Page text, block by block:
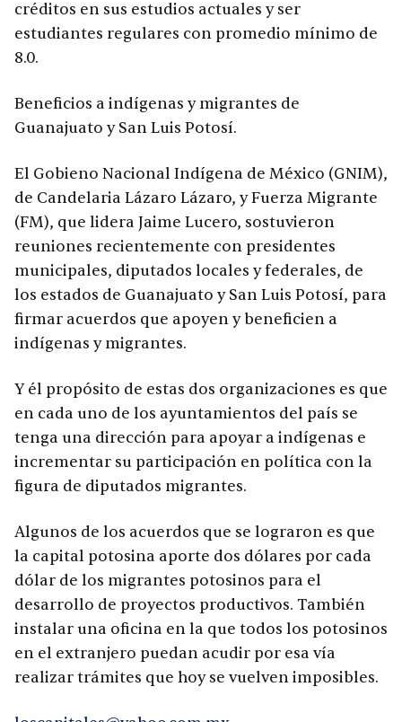
créditos en sus estudios actuales y ser
estudiantes regulares con promedio mínimo de
8.0.
Beneficios a indígenas y migrantes de
Guanajuato y San Luis Potosí.
El Gobieno Nacional Indígena de México (GNIM),
de Candelaria Lázaro Lázaro, y Fuerza Migrante
(FM), que lidera Jaime Lucero, sostuvieron
reuniones recientemente con presidentes
municipales, diputados locales y federales, de
los estados de Guanajuato y San Luis Potosí, para
firmar acuerdos que apoyen y beneficien a
indígenas y migrantes.
Y él propósito de estas dos organizaciones es que
en cada uno de los ayuntamientos del país se
tenga una dirección para apoyar a indígenas e
incrementar su participación en política con la
figura de diputados migrantes.
Algunos de los acuerdos que se lograron es que
la capital potosina aporte dos dólares por cada
dólar de los migrantes potosinos para el
desarrollo de proyectos productivos. También
instalar una oficina en la que todos los potosinos
en el extranjero puedan acudir por esa vía
realizar trámites que hoy se vuelven imposibles.